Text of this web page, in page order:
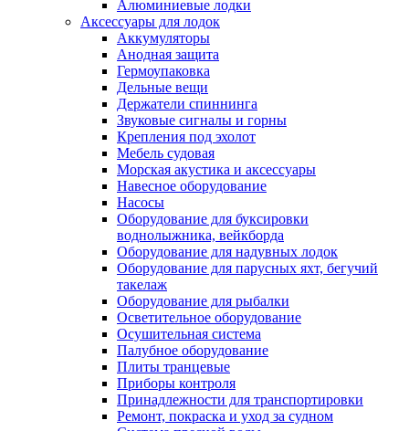
Алюминиевые лодки
Аксессуары для лодок
Аккумуляторы
Анодная защита
Гермоупаковка
Дельные вещи
Держатели спиннинга
Звуковые сигналы и горны
Крепления под эхолот
Мебель судовая
Морская акустика и аксессуары
Навесное оборудование
Насосы
Оборудование для буксировки
воднолыжника, вейкборда
Оборудование для надувных лодок
Оборудование для парусных яхт, бегучий
такелаж
Оборудование для рыбалки
Осветительное оборудование
Осушительная система
Палубное оборудование
Плиты транцевые
Приборы контроля
Принадлежности для транспортировки
Ремонт, покраска и уход за судном